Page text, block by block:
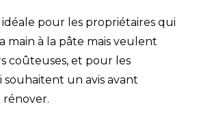
pour les propriétaires qui
main à la pâte mais veulent
coûteuses, et pour les
souhaitent un avis avant